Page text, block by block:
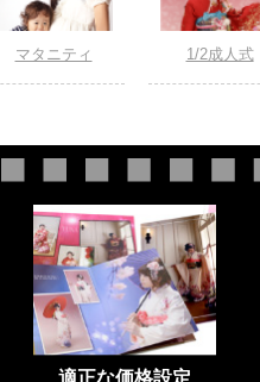
マタニティ 1/2成人式